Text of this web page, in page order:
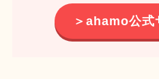
＞ahamo公式